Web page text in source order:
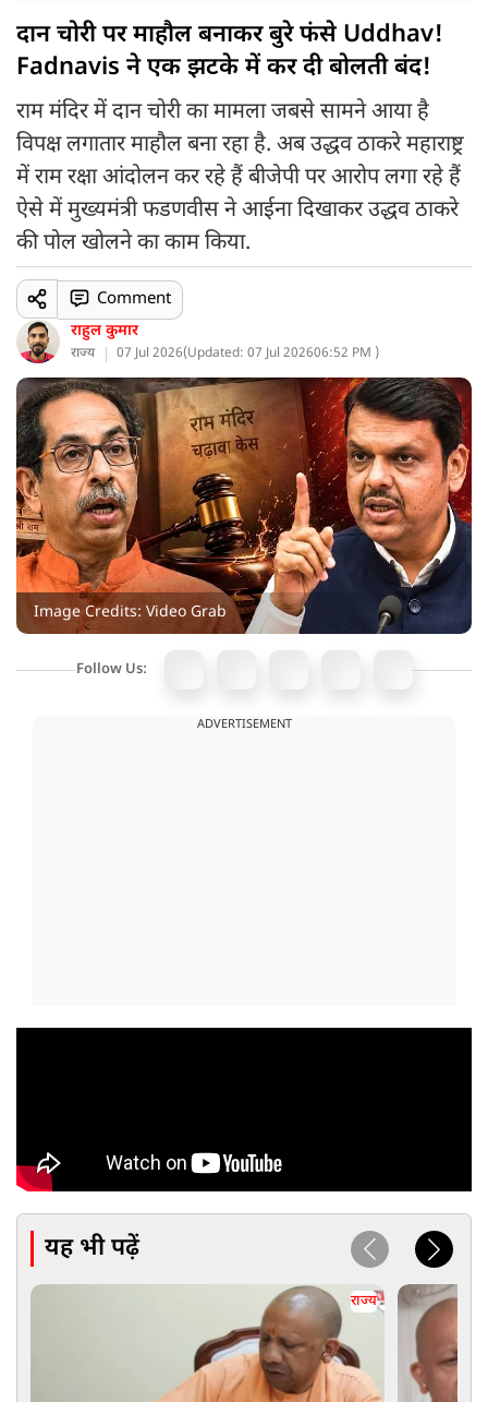
दान चोरी पर माहौल बनाकर बुरे फंसे Uddhav!
Fadnavis ने एक झटके में कर दी बोलती बंद!
राम मंदिर में दान चोरी का मामला जबसे सामने आया है
विपक्ष लगातार माहौल बना रहा है. अब उद्धव ठाकरे महाराष्ट्र
में राम रक्षा आंदोलन कर रहे हैं बीजेपी पर आरोप लगा रहे हैं
ऐसे में मुख्यमंत्री फडणवीस ने आईना दिखाकर उद्धव ठाकरे
की पोल खोलने का काम किया.
राहुल कुमार
राज्य 07 Jul 2026(Updated: 07 Jul 202606:52 PM )
Comment
Image Credits: Video Grab
Follow Us:
ADVERTISEMENT
यह भी पढ़ें
राज्य